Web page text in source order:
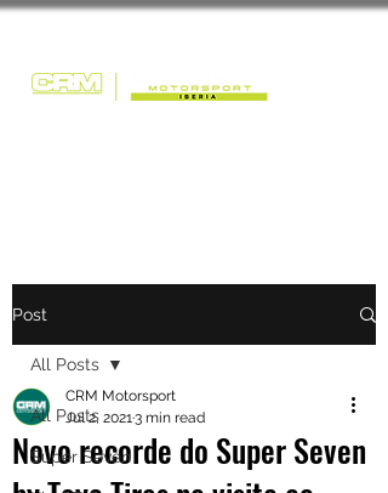
Post
All Posts
Super Seven
All Posts
Novo recorde do Super Seven
CRM Motorsport
Jul 2, 20213 min read